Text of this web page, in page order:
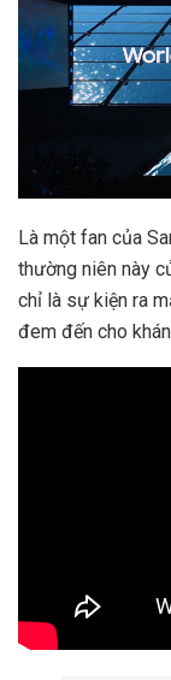
Là một fan của
thường niên này
chỉ là sự kiện ra
đem đến cho